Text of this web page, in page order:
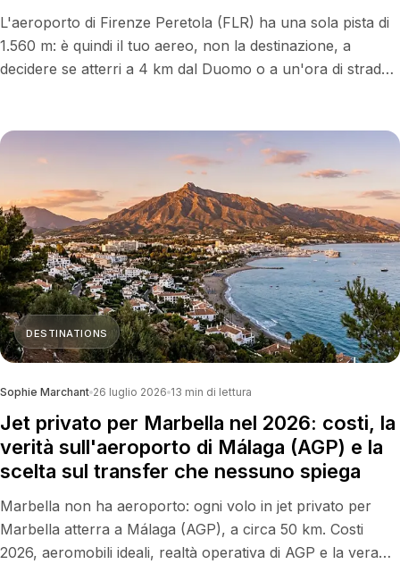
L'aeroporto di Firenze Peretola (FLR) ha una sola pista di
1.560 m: è quindi il tuo aereo, non la destinazione, a
decidere se atterri a 4 km dal Duomo o a un'ora di strada,
DESTINATIONS
Sophie Marchant 26 luglio 2026 13 min di lettura
Jet privato per Marbella nel 2026: costi, la
verità sull'aeroporto di Málaga (AGP) e la
scelta sul transfer che nessuno spiega
Marbella non ha aeroporto: ogni volo in jet privato per
Marbella atterra a Málaga (AGP), a circa 50 km. Costi
2026, aeromobili ideali, realtà operativa di AGP e la vera